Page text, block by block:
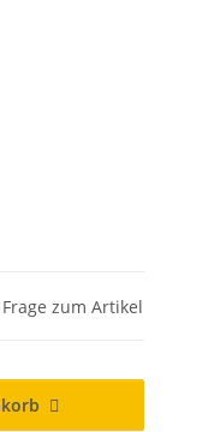
Frage zum Artikel